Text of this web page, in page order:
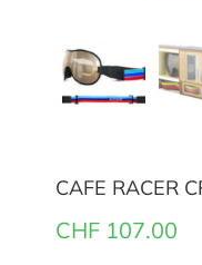
CAFE RACER
CHF 107.00